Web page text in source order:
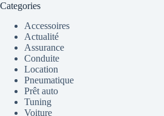
Categories
Accessoires
Actualité
Assurance
Conduite
Location
Pneumatique
Prêt auto
Tuning
Voiture